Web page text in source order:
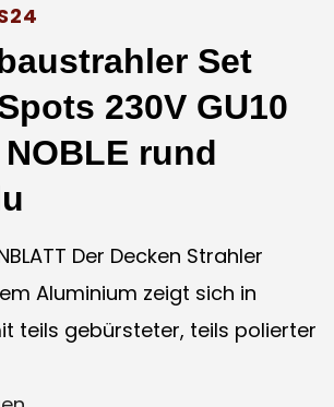
Set
230V GU10
NOBLE rund
Der Decken Strahler
Aluminium zeigt sich in
teils gebürsteter, teils polierter